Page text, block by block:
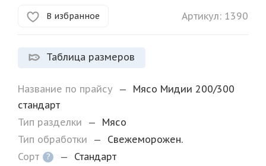
В избранное Артикул: 1390
Таблица размеров
Название по прайсу —
Мясо Мидии 200/300
стандарт
Тип разделки
—
Мясо
Тип обработки
—
Свежеморожен.
Сорт
? —
Стандарт